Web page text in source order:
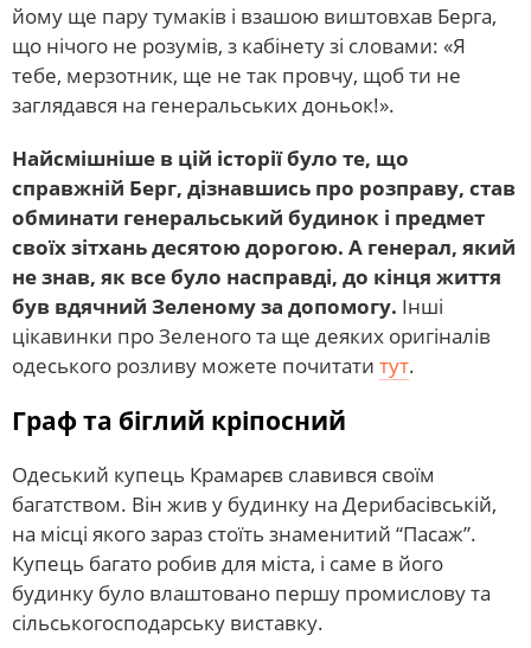
йому ще пару тумаків і взашою виштовхав Берга,
що нічого не розумів, з кабінету зі словами: «Я
тебе, мерзотник, ще не так провчу, щоб ти не
заглядався на генеральських доньок!».
Найсмішніше в цій історії було те, що
справжній Берг, дізнавшись про розправу, став
обминати генеральський будинок і предмет
своїх зітхань десятою дорогою. А генерал, який
не знав, як все було насправді, до кінця життя
був вдячний Зеленому за допомогу. Інші
цікавинки про Зеленого та ще деяких оригіналів
одеського розливу можете почитати тут.
Граф та біглий кріпосний
Одеський купець Крамарєв славився своїм
багатством. Він жив у будинку на Дерибасівській,
на місці якого зараз стоїть знаменитий “Пасаж”.
Купець багато робив для міста, і саме в його
будинку було влаштовано першу промислову та
сільськогосподарську виставку.